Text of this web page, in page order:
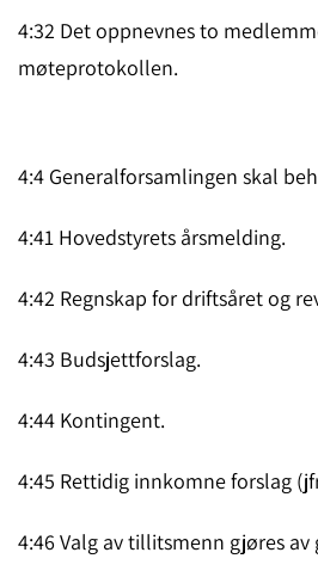
4:32 Det oppnevnes to
møteprotokollen.
4:4 Generalforsamlingen skal
4:41 Hovedstyrets årsmelding.
4:42 Regnskap for driftsåret og
4:43 Budsjettforslag.
4:44 Kontingent.
4:45 Rettidig innkomne forslag
4:46 Valg av tillitsmenn gjøres